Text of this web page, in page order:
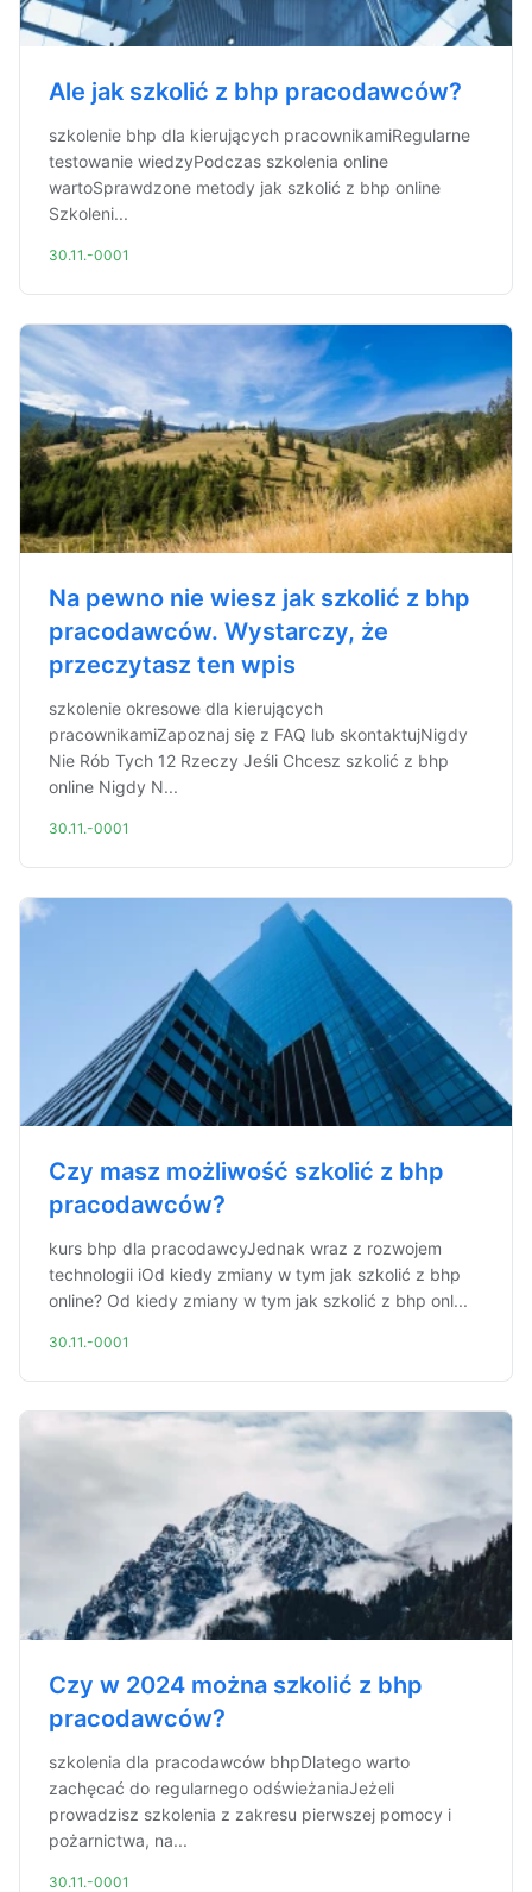
Ale jak szkolić z bhp pracodawców?
szkolenie bhp dla kierujących pracownikamiRegularne
testowanie wiedzyPodczas szkolenia online
wartoSprawdzone metody jak szkolić z bhp online
Szkoleni...
30.11.-0001
Na pewno nie wiesz jak szkolić z bhp
pracodawców. Wystarczy, że
przeczytasz ten wpis
szkolenie okresowe dla kierujących
pracownikamiZapoznaj się z FAQ lub skontaktujNigdy
Nie Rób Tych 12 Rzeczy Jeśli Chcesz szkolić z bhp
online Nigdy N...
30.11.-0001
Czy masz możliwość szkolić z bhp
pracodawców?
kurs bhp dla pracodawcyJednak wraz z rozwojem
technologii iOd kiedy zmiany w tym jak szkolić z bhp
online? Od kiedy zmiany w tym jak szkolić z bhp onl...
30.11.-0001
Czy w 2024 można szkolić z bhp
pracodawców?
szkolenia dla pracodawców bhpDlatego warto
zachęcać do regularnego odświeżaniaJeżeli
prowadzisz szkolenia z zakresu pierwszej pomocy i
pożarnictwa, na...
30.11.-0001